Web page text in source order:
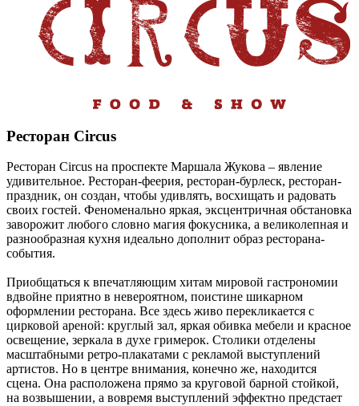
Ресторан Circus
Ресторан Circus на проспекте Маршала Жукова – явление
удивительное. Ресторан-феерия, ресторан-бурлеск, ресторан-
праздник, он создан, чтобы удивлять, восхищать и радовать
своих гостей. Феноменально яркая, эксцентричная обстановка
заворожит любого словно магия фокусника, а великолепная и
разнообразная кухня идеально дополнит образ ресторана-
события.
Приобщаться к впечатляющим хитам мировой гастрономии
вдвойне приятно в невероятном, поистине шикарном
оформлении ресторана. Все здесь живо перекликается с
цирковой ареной: круглый зал, яркая обивка мебели и красное
освещение, зеркала в духе гримерок. Столики отделены
масштабными ретро-плакатами с рекламой выступлений
артистов. Но в центре внимания, конечно же, находится
сцена. Она расположена прямо за круговой барной стойкой,
на возвышении, а вовремя выступлений эффектно предстает